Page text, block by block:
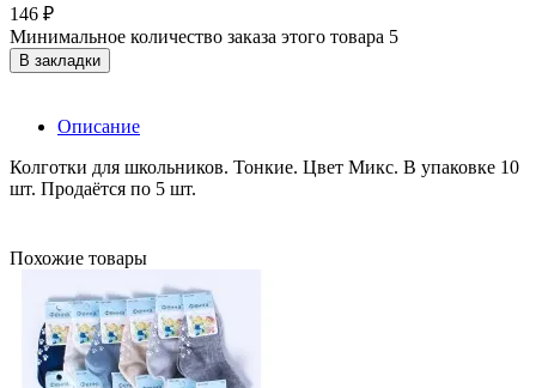
146 ₽
Минимальное количество заказа этого товара 5
В закладки
Описание
Колготки для школьников. Тонкие. Цвет Микс. В упаковке 10
шт. Продаётся по 5 шт.
Похожие товары